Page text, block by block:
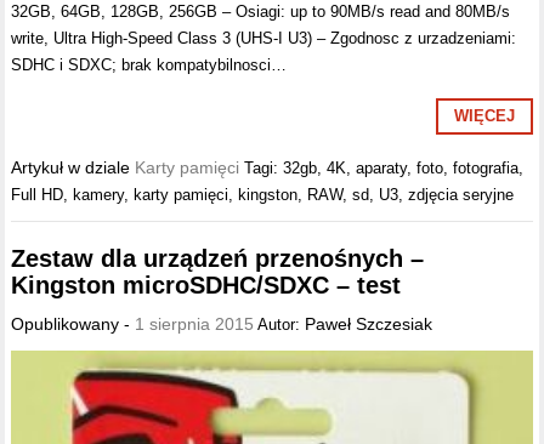
32GB, 64GB, 128GB, 256GB – Osiagi: up to 90MB/s read and 80MB/s
write, Ultra High-Speed Class 3 (UHS-I U3) – Zgodnosc z urzadzeniami:
SDHC i SDXC; brak kompatybilnosci…
WIĘCEJ
Artykuł w dziale Karty pamięci Tagi:32gb ,4K ,aparaty,foto ,fotografia
Full HD ,kamery,karty pamięci ,kingston RAW,sd U3 ,zdjęcia seryjne
Zestaw dla urządzeń przenośnych –
Kingston microSDHC/SDXC – test
Opublikowany - 1 sierpnia 2015 Autor: Paweł Szczesiak